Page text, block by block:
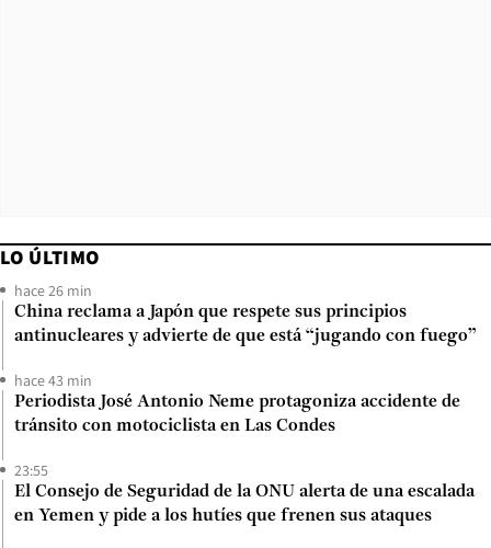
LO ÚLTIMO
hace 26 min
China reclama a Japón que respete sus principios
antinucleares y advierte de que está “jugando con fuego”
hace 43 min
Periodista José Antonio Neme protagoniza accidente de
tránsito con motociclista en Las Condes
23:55
El Consejo de Seguridad de la ONU alerta de una escalada
en Yemen y pide a los hutíes que frenen sus ataques